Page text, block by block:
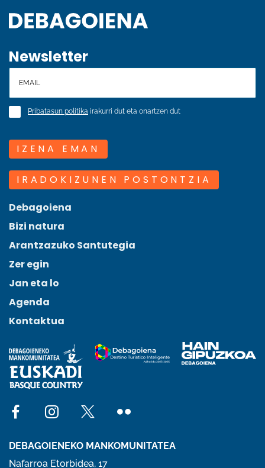
Newsletter
Pribatasun politika irakurri dut eta onartzen dut
IZENA EMAN
IRADOKIZUNEN POSTONTZIA
Debagoiena
Bizi natura
Arantzazuko Santutegia
Zer egin
Jan eta lo
Agenda
Kontaktua
Social network facebook
Social network instagram
Social network x
Social network flickr
DEBAGOIENEKO MANKOMUNITATEA
Nafarroa Etorbidea, 17